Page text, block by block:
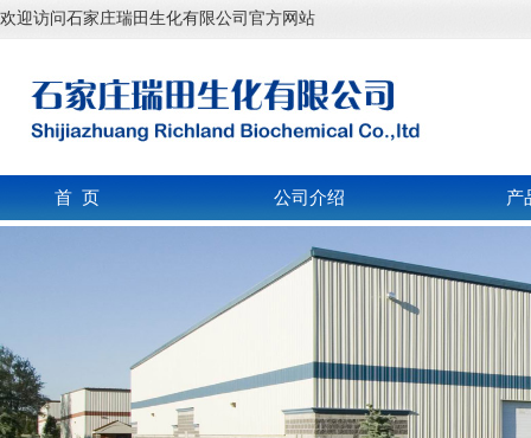
欢迎访问石家庄瑞田生化有限公司官方网站
首 页 公司介绍 产